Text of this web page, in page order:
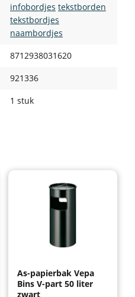
infobordjes tekstborden
tekstbordjes
naambordjes
8712938031620
921336
1 stuk
As-papierbak Vepa
Bins V-part 50 liter
zwart